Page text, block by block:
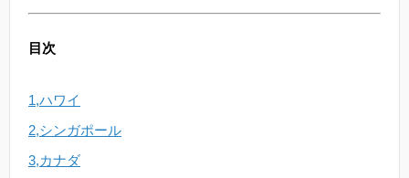
目次
1,ハワイ
2,シンガポール
3,カナダ